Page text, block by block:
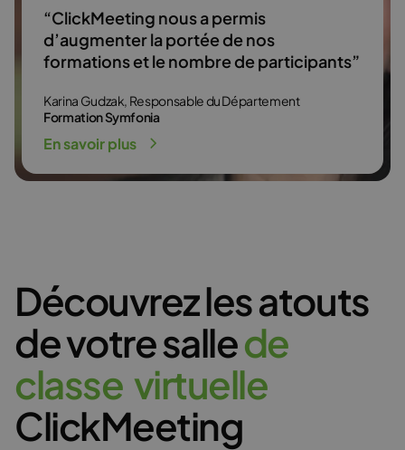
“ClickMeeting nous a permis
d’augmenter la portée de nos
formations et le nombre de participants”
Karina Gudzak, Responsable du Département
Formation Symfonia
En savoir plus
Découvrez les atouts
de votre sallede
classe virtuelle
ClickMeeting